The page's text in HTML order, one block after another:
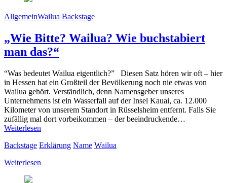
AllgemeinWailua Backstage
„Wie Bitte? Wailua? Wie buchstabiert
man das?“
“Was bedeutet Wailua eigentlich?” Diesen Satz hören wir oft – hier
in Hessen hat ein Großteil der Bevölkerung noch nie etwas von
Wailua gehört. Verständlich, denn Namensgeber unseres
Unternehmens ist ein Wasserfall auf der Insel Kauai, ca. 12.000
Kilometer von unserem Standort in Rüsselsheim entfernt. Falls Sie
zufällig mal dort vorbeikommen – der beeindruckende…
Weiterlesen
Backstage Erklärung Name Wailua
Weiterlesen